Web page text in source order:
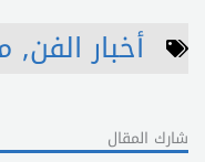
أخبار الفن,
شارك المقال